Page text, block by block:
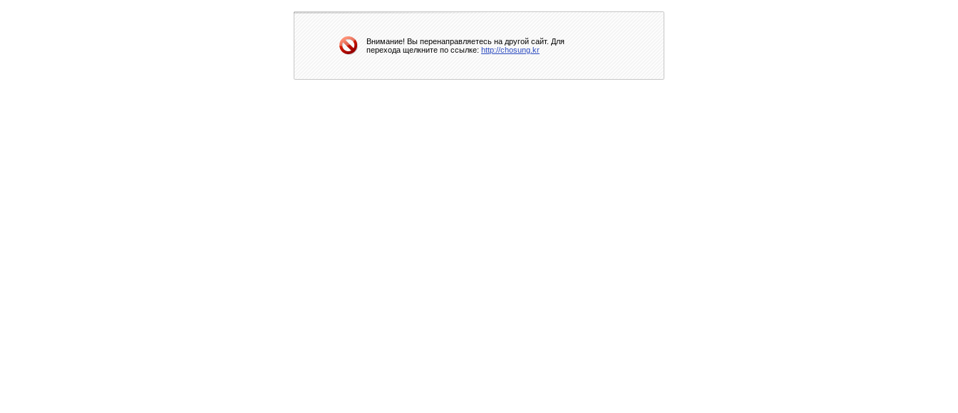
Внимание! Вы перенаправляетесь на другой сайт. Для
перехода щелкните по ссылке: http://chosung.kr